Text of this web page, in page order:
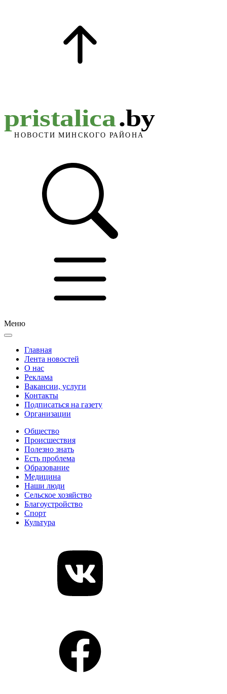
Меню
Главная
Лента новостей
О нас
Реклама
Вакансии, услуги
Контакты
Подписаться на газету
Организации
Общество
Происшествия
Полезно знать
Есть проблема
Образование
Медицина
Наши люди
Сельское хозяйство
Благоустройство
Спорт
Культура